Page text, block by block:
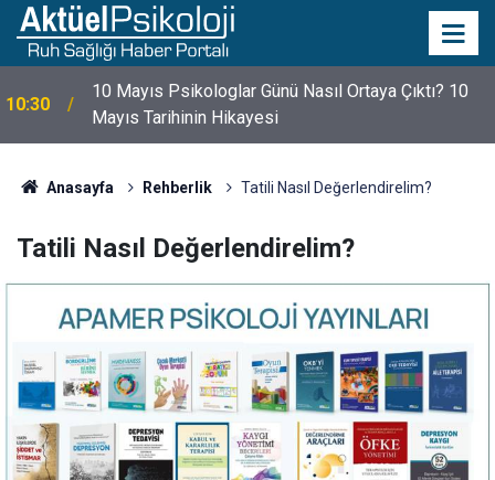
10:30
10 Mayıs Psikologlar Günü Nasıl Ortaya Çıktı? 10
Mayıs Tarihinin Hikayesi
Anasayfa Rehberlik Tatili Nasıl Değerlendirelim?
Tatili Nasıl Değerlendirelim?